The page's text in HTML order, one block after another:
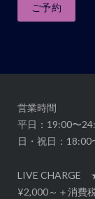
ゲ
ョ
ご予約
営業時間
平日：19:00〜
日・祝日：18:00
LIVE CHARGE
¥2,000～＋消費